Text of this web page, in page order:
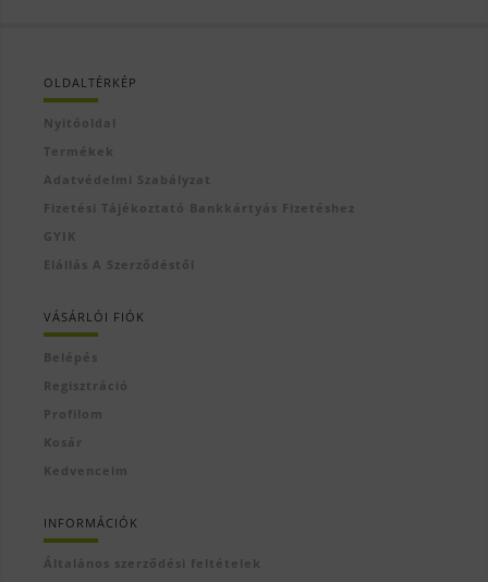
OLDALTÉRKÉP
Nyitóoldal
Termékek
Adatvédelmi Szabályzat
Fizetési Tájékoztató Bankkártyás Fizetéshez
GYIK
Elállás A Szerződéstől
VÁSÁRLÓI FIÓK
Belépés
Regisztráció
Profilom
Kosár
Kedvenceim
INFORMÁCIÓK
Általános szerződési feltételek